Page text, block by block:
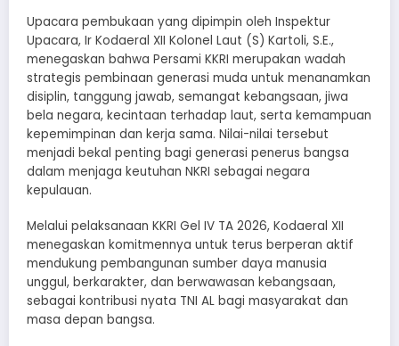
Upacara pembukaan yang dipimpin oleh Inspektur
Upacara, Ir Kodaeral XII Kolonel Laut (S) Kartoli, S.E.,
menegaskan bahwa Persami KKRI merupakan wadah
strategis pembinaan generasi muda untuk menanamkan
disiplin, tanggung jawab, semangat kebangsaan, jiwa
bela negara, kecintaan terhadap laut, serta kemampuan
kepemimpinan dan kerja sama. Nilai-nilai tersebut
menjadi bekal penting bagi generasi penerus bangsa
dalam menjaga keutuhan NKRI sebagai negara
kepulauan.
Melalui pelaksanaan KKRI Gel IV TA 2026, Kodaeral XII
menegaskan komitmennya untuk terus berperan aktif
mendukung pembangunan sumber daya manusia
unggul, berkarakter, dan berwawasan kebangsaan,
sebagai kontribusi nyata TNI AL bagi masyarakat dan
masa depan bangsa.